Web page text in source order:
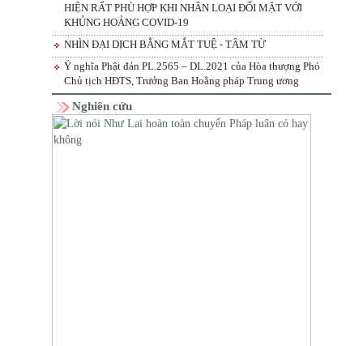
HIỆN RẤT PHÙ HỢP KHI NHÂN LOẠI ĐỐI MẶT VỚI
KHỦNG HOẢNG COVID-19
NHÌN ĐẠI DỊCH BẰNG MẮT TUỆ - TÂM TỪ
Ý nghĩa Phật đản PL.2565 – DL.2021 của Hòa thượng Phó
Chủ tịch HĐTS, Trưởng Ban Hoằng pháp Trung ương
Nghiên cứu